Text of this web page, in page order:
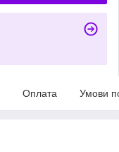
Оплата Умови